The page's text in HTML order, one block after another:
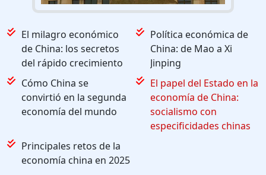
El milagro económico
de China: los secretos
del rápido crecimiento
Política económica de
China: de Mao a Xi
Jinping
Cómo China se
convirtió en la segunda
economía del mundo
El papel del Estado en la
economía de China:
socialismo con
especificidades chinas
Principales retos de la
economía china en 2025